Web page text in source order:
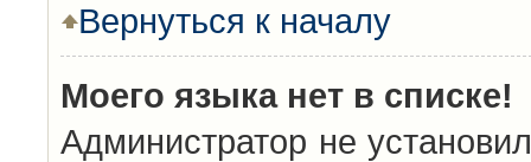
Вернуться к началу
Моего языка нет в списке!
Администратор не